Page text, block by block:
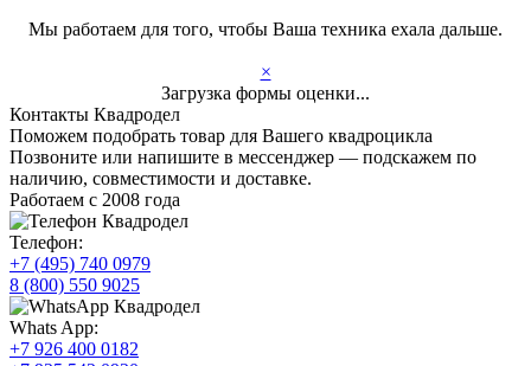
Мы работаем для того, чтобы Ваша техника ехала дальше.
×
Загрузка формы оценки...
Контакты Квадродел
Поможем подобрать товар для Вашего квадроцикла
Позвоните или напишите в мессенджер — подскажем по
наличию, совместимости и доставке.
Работаем с 2008 года
Телефон:
+7 (495) 740 0979
8 (800) 550 9025
Whats App:
+7 926 400 0182